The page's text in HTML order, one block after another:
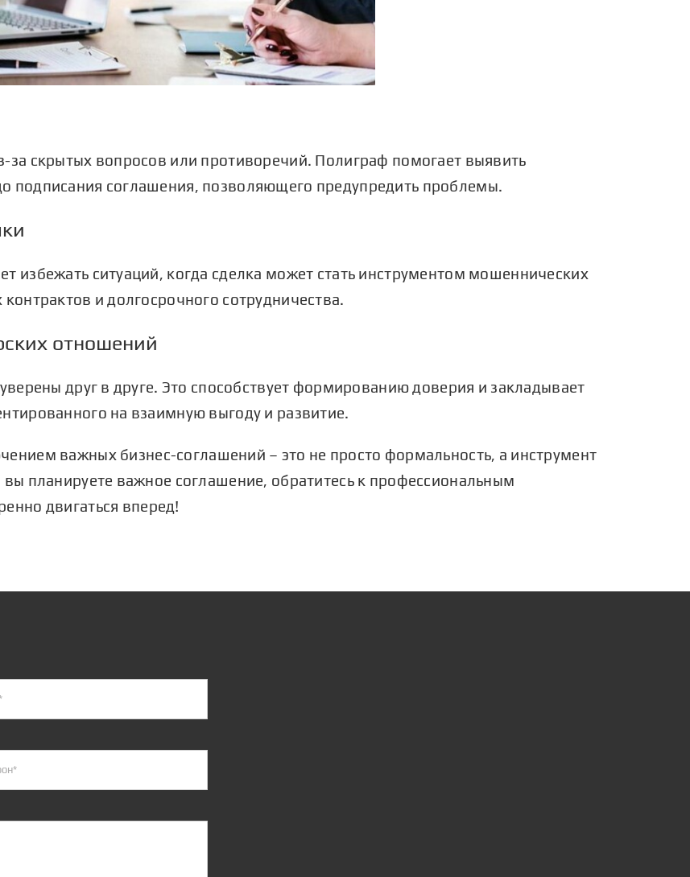
за скрытых вопросов или противоречий. Полиграф помогает выявить
подписания соглашения, позволяющего предупредить проблемы.
избежать ситуаций, когда сделка может стать инструментом мошеннических
и долгосрочного сотрудничества.
отношений
друг в друге. Это способствует формированию доверия и закладывает
на взаимную выгоду и развитие.
важных бизнес-соглашений – это не просто формальность, а инструмент
планируете важное соглашение, обратитесь к профессиональным
двигаться вперед!